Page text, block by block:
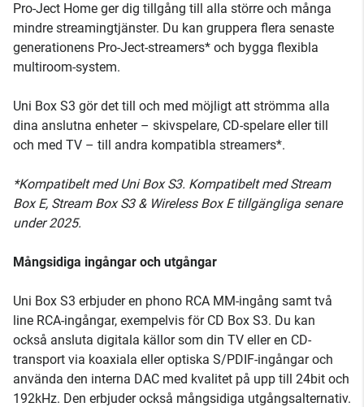
Pro-Ject Home ger dig tillgång till alla större och många
mindre streamingtjänster. Du kan gruppera flera senaste
generationens Pro-Ject-streamers* och bygga flexibla
multiroom-system.
Uni Box S3 gör det till och med möjligt att strömma alla
dina anslutna enheter – skivspelare, CD-spelare eller till
och med TV – till andra kompatibla streamers*.
*Kompatibelt med Uni Box S3. Kompatibelt med Stream
Box E, Stream Box S3 & Wireless Box E tillgängliga senare
under 2025.
Mångsidiga ingångar och utgångar
Uni Box S3 erbjuder en phono RCA MM-ingång samt två
line RCA-ingångar, exempelvis för CD Box S3. Du kan
också ansluta digitala källor som din TV eller en CD-
transport via koaxiala eller optiska S/PDIF-ingångar och
använda den interna DAC med kvalitet på upp till 24bit och
192kHz. Den erbjuder också mångsidiga utgångsalternativ.